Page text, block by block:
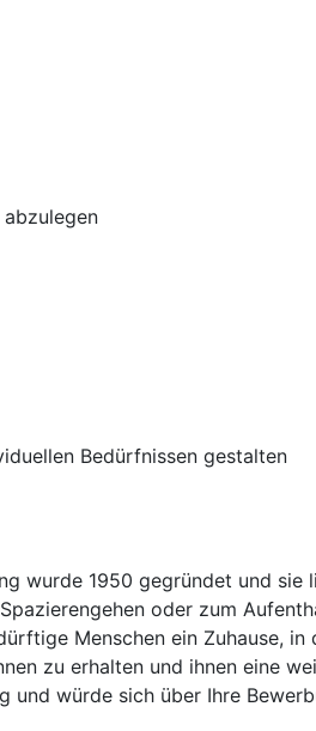
Bedürfnissen gestalten
wurde 1950 gegründet und sie
oder zum
Menschen ein Zuhause, in
zu erhalten und ihnen eine
würde sich über Ihre